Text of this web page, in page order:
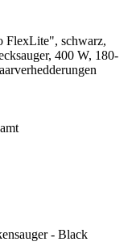
FlexLite", schwarz,
400 W, 180-
- Black